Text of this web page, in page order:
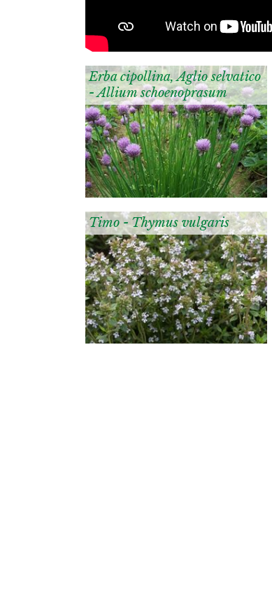
Erba cipollina, Aglio selvatico
- Allium schoenoprasum
Timo - Thymus vulgaris